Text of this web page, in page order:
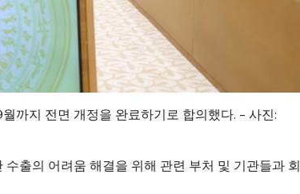
까지 전면 개정을 완료하기로 합의했다. - 사진:
출의 어려움 해결을 위해 관련 부처 및 기관들과 회